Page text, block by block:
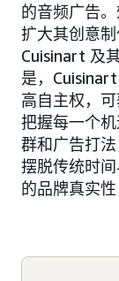
的音频广告
扩大其创意
Cuisinart 及
是，
高自主权，
把握每一个
群和广告打
摆脱传统时
的品牌真实性